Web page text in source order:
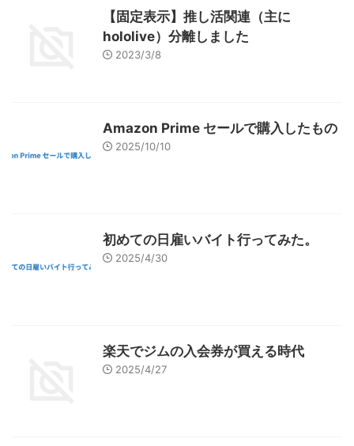
【固定表示】推し活関連（主に
hololive）分離しました
2023/3/8
Amazon Prime セールで購入したもの
2025/10/10
初めての日雇いバイト行ってみた。
2025/4/30
楽天でジムの入会券が買える時代
2025/4/27